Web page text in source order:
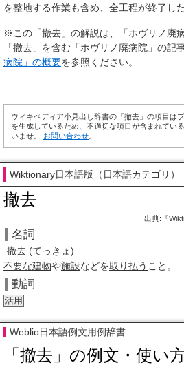
を整地する作業も含め 、全工程が終了した
※この「撤去」の解説は、「ホヴリノ廃
「撤去」を含む「ホヴリノ廃病院」の記
病院」の概要を参照ください。
ウィキペディア小見出し辞書の「撤去」の項目は
を生成しているため、不適切な項目が含まれてい
いませ。 お問い合わせ
Wiktionary日本語版（日本語カテゴリ）
撤去
出典:『
名詞
撤去 (てっきょ)
不要な建物や施設などを取り払う こと。
動詞
活用
Weblio日本語例文用例辞書
「撤去」の例文・使い